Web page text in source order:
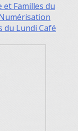
et Familles du
du Lundi Café